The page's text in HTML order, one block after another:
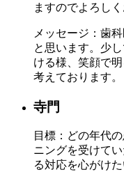
ますのでよろし
メッセージ： 歯
と思います。少
ける様、笑顔で
考えております。
寺門
目標： どの年代
ニングを受けて
る対応を心がけた